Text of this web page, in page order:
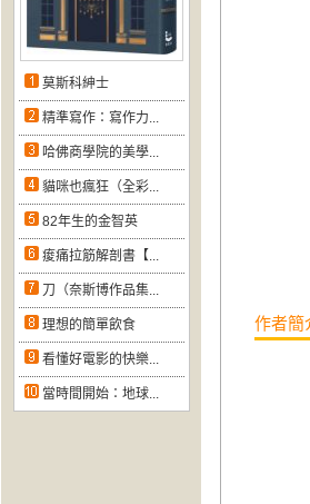
莫斯科紳士
精準寫作：寫作力...
哈佛商學院的美學...
貓咪也瘋狂（全彩...
82年生的金智英
痠痛拉筋解剖書【...
刀（奈斯博作品集...
理想的簡單飲食
看懂好電影的快樂...
當時間開始：地球...
作者簡